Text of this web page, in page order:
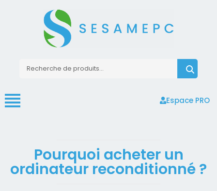
Espace PRO
Pourquoi acheter un
ordinateur reconditionné ?